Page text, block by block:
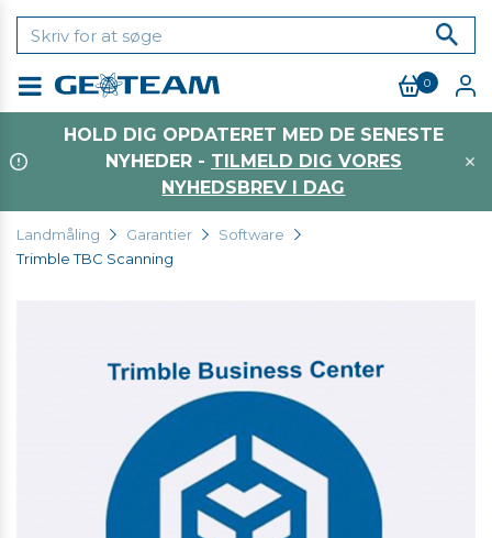
0
HOLD DIG OPDATERET MED DE SENESTE
NYHEDER - TILMELD DIG VORES
NYHEDSBREV I DAG
Landmåling Garantier
Software
Trimble TBC Scanning